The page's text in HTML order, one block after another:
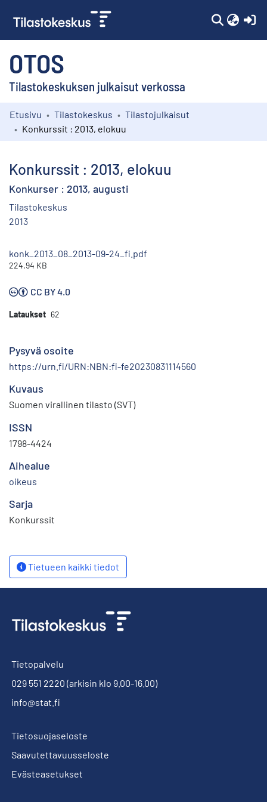
OTOS
Tilastokeskuksen julkaisut verkossa
Kokoelmat
Etusivu Tilastokeskus
Tilastojulkaisut
Konkurssit : 2013, elokuu
Konkurssit : 2013, elokuu
Konkurser : 2013, augusti
Tilastokeskus
2013
konk_2013_08_2013-09-24_fi.pdf
224.94 KB
CC BY 4.0
Lataukset 62
Pysyvä osoite
https://urn.fi/URN:NBN:fi-fe20230831114560
Kuvaus
Suomen virallinen tilasto (SVT)
ISSN
1798-4424
Aihealue
oikeus
Sarja
Konkurssit
Tietueen kaikki tiedot
Tietopalvelu
029 551 2220 (arkisin klo 9.00-16.00)
info@stat.fi
Tietosuojaseloste
Saavutettavuusseloste
Evästeasetukset